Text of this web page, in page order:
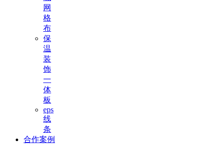
网
格
布
保
温
装
饰
一
体
板
eps
线
条
合作案例